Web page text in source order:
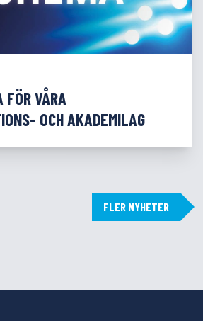
FÖR VÅRA
OCH AKADEMILAG
FLER NYHETER